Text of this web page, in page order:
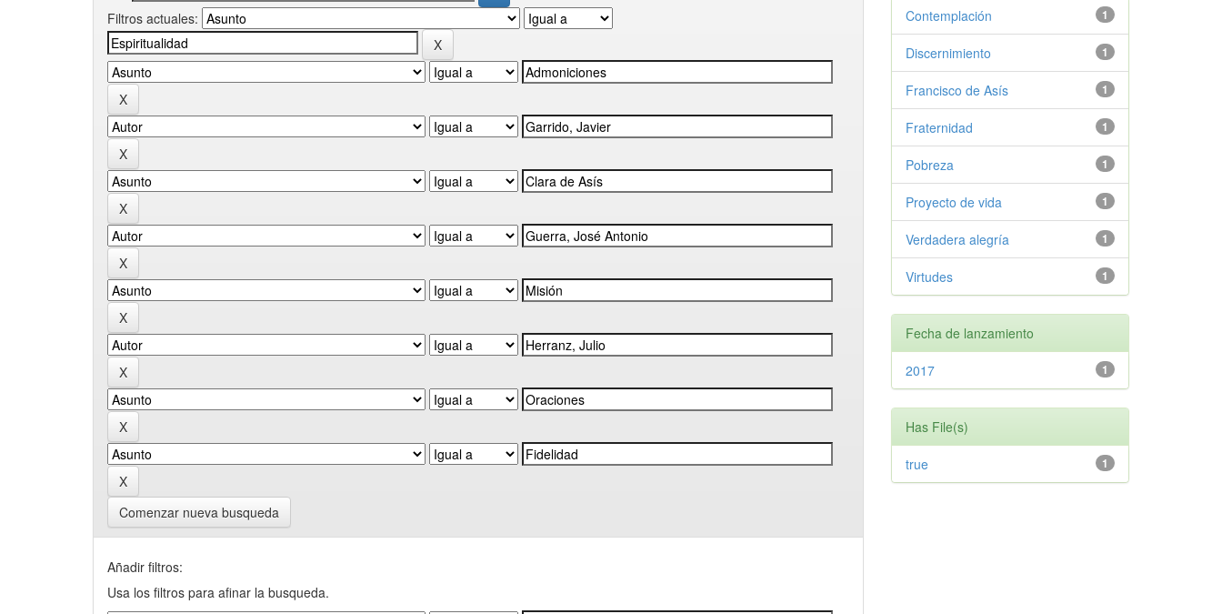
Filtros actuales:
Comenzar nueva busqueda
Añadir filtros:
Usa los filtros para afinar la busqueda.
1
Contemplación
1
Discernimiento
1
Francisco de Asís
1
Fraternidad
1
Pobreza
1
Proyecto de vida
1
Verdadera alegría
1
Virtudes
Fecha de lanzamiento
1
2017
Has File(s)
1
true